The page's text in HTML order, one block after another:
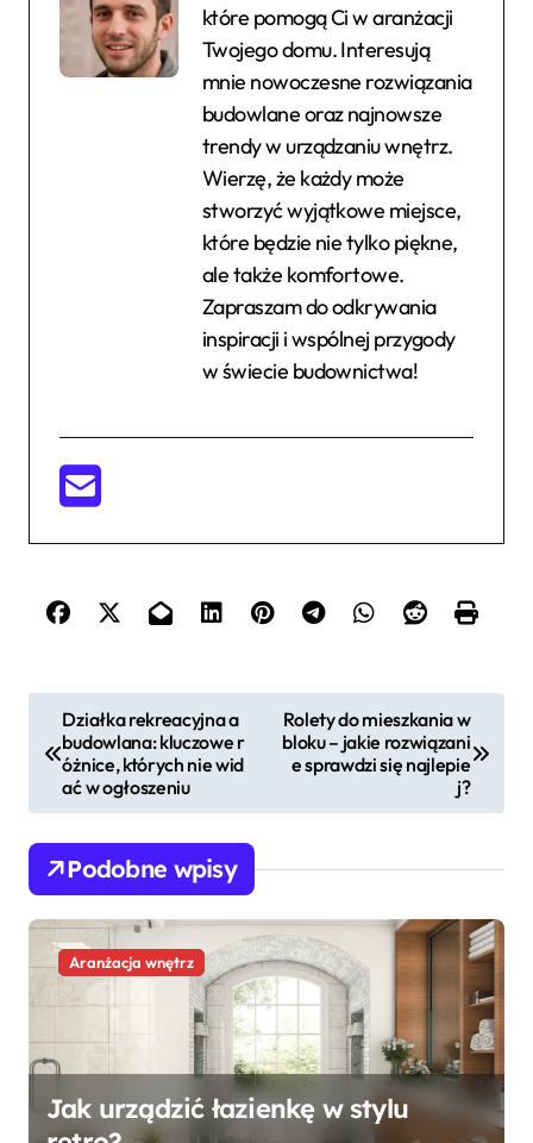
które pomogą Ci w aranżacji
Twojego domu. Interesują
mnie nowoczesne rozwiązania
budowlane oraz najnowsze
trendy w urządzaniu wnętrz.
Wierzę, że każdy może
stworzyć wyjątkowe miejsce,
które będzie nie tylko piękne,
ale także komfortowe.
Zapraszam do odkrywania
inspiracji i wspólnej przygody
w świecie budownictwa!
a
a
w
Działka rekreacyjna a
budowlana: kluczowe r
óżnice, których nie wid
ać w ogłoszeniu
Rolety do mieszkania w
bloku – jakie rozwiązani
e sprawdzi się najlepie
j?
Podobne wpisy
Aranżacja wnętrz
Jak urządzić łazienkę w stylu